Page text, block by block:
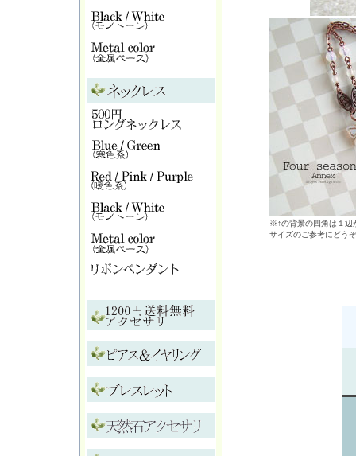
※↑の背景の四角は１辺
サイズのご参考にどう